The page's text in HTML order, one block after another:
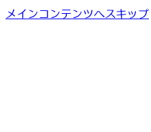
メインコンテンツへスキップ